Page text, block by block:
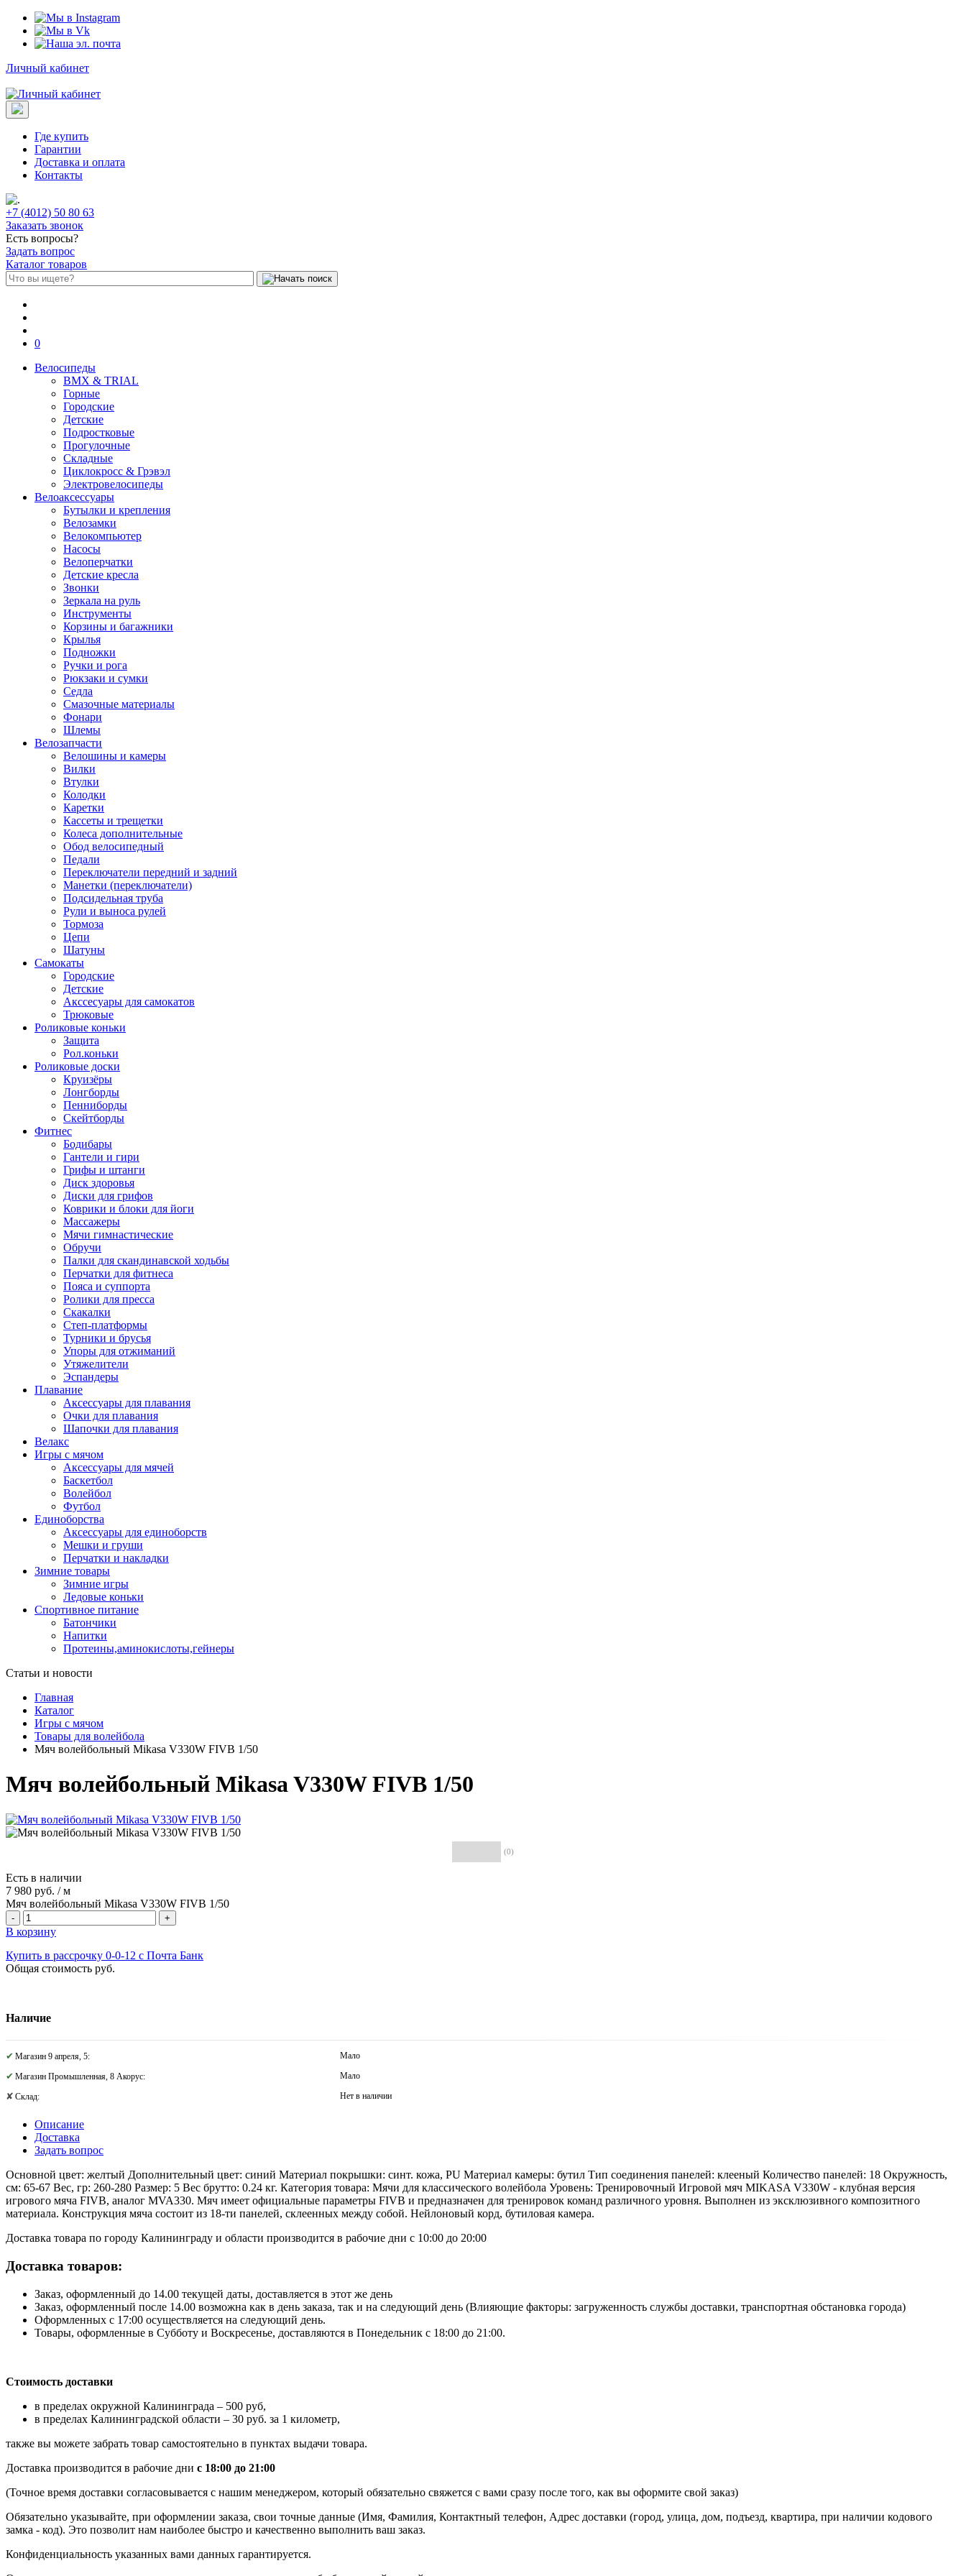
Личный кабинет
Где купить
Гарантии
Доставка и оплата
Контакты
+7 (4012) 50 80 63
Заказать звонок
Есть вопросы?
Задать вопрос
Каталог товаров
0
Велосипеды
BMX & TRIAL
Горные
Городские
Детские
Подростковые
Прогулочные
Складные
Циклокросс & Грэвэл
Электровелосипеды
Велоаксессуары
Бутылки и крепления
Велозамки
Велокомпьютер
Насосы
Велоперчатки
Детские кресла
Звонки
Зеркала на руль
Инструменты
Корзины и багажники
Крылья
Подножки
Ручки и рога
Рюкзаки и сумки
Седла
Смазочные материалы
Фонари
Шлемы
Велозапчасти
Велошины и камеры
Вилки
Втулки
Колодки
Каретки
Кассеты и трещетки
Колеса дополнительные
Обод велосипедный
Педали
Переключатели передний и задний
Манетки (переключатели)
Подсидельная труба
Рули и выноса рулей
Тормоза
Цепи
Шатуны
Самокаты
Городские
Детские
Акссесуары для самокатов
Трюковые
Роликовые коньки
Защита
Рол.коньки
Роликовые доски
Круизёры
Лонгборды
Пенниборды
Скейтборды
Фитнес
Бодибары
Гантели и гири
Грифы и штанги
Диск здоровья
Диски для грифов
Коврики и блоки для йоги
Массажеры
Мячи гимнастические
Обручи
Палки для скандинавской ходьбы
Перчатки для фитнеса
Пояса и суппорта
Ролики для пресса
Скакалки
Степ-платформы
Турники и брусья
Упоры для отжиманий
Утяжелители
Эспандеры
Плавание
Аксессуары для плавания
Очки для плавания
Шапочки для плавания
Велакс
Игры с мячом
Аксессуары для мячей
Баскетбол
Волейбол
Футбол
Единоборства
Аксессуары для единоборств
Мешки и груши
Перчатки и накладки
Зимние товары
Зимние игры
Ледовые коньки
Спортивное питание
Батончики
Напитки
Протеины,аминокислоты,гейнеры
Статьи и новости
Главная
Каталог
Игры с мячом
Товары для волейбола
Мяч волейбольный Mikasa V330W FIVB 1/50
Мяч волейбольный Mikasa V330W FIVB 1/50
(0)
Есть в наличии
7 980 руб. / м
Мяч волейбольный Mikasa V330W FIVB 1/50
- +
В корзину
Купить в рассрочку 0-0-12 с Почта Банк
Общая стоимость руб.
Наличие
Магазин 9 апреля, 5: Мало
Магазин Промышленная, 8 Акорус: Мало
Склад: Нет в наличии
Описание
Доставка
Задать вопрос
Основной цвет: желтый Дополнительный цвет: синий Материал покрышки: синт. кожа, PU Материал камеры: бутил Тип соединения панелей: клееный Количество панелей: 18 Окружность,
см: 65-67 Вес, гр: 260-280 Размер: 5 Вес брутто: 0.24 кг. Категория товара: Мячи для классического волейбола Уровень: Тренировочный Игровой мяч MIKASA V330W - клубная версия
игрового мяча FIVB, аналог MVA330. Мяч имеет официальные параметры FIVB и предназначен для тренировок команд различного уровня. Выполнен из эксклюзивного композитного
материала. Конструкция мяча состоит из 18-ти панелей, склеенных между собой. Нейлоновый корд, бутиловая камера.
Доставка товара по городу Калининграду и области производится в рабочие дни с 10:00 до 20:00
Доставка товаров:
Заказ, оформленный до 14.00 текущей даты, доставляется в этот же день
Заказ, оформленный после 14.00 возможна как в день заказа, так и на следующий день (Влияющие факторы: загруженность службы доставки, транспортная обстановка города)
Оформленных с 17:00 осуществляется на следующий день.
Товары, оформленные в Субботу и Воскресенье, доставляются в Понедельник с 18:00 до 21:00.
Стоимость доставки
в пределах окружной Калининграда – 500 руб,
в пределах Калининградской области – 30 руб. за 1 километр,
также вы можете забрать товар самостоятельно в пунктах выдачи товара.
Доставка производится в рабочие дни с 18:00 до 21:00
(Точное время доставки согласовывается с нашим менеджером, который обязательно свяжется с вами сразу после того, как вы оформите свой заказ)
Обязательно указывайте, при оформлении заказа, свои точные данные (Имя, Фамилия, Контактный телефон, Адрес доставки (город, улица, дом, подъезд, квартира, при наличии кодового
замка - код). Это позволит нам наиболее быстро и качественно выполнить ваш заказ.
Конфиденциальность указанных вами данных гарантируется.